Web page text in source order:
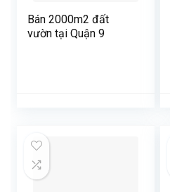
Bán 2000m2 đất
vườn tại Quận 9